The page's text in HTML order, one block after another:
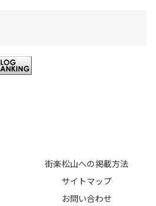
街楽松山への掲載方法
サイトマップ
お問い合わせ